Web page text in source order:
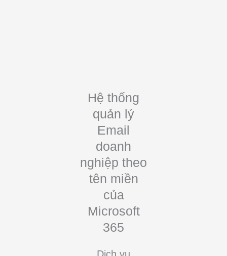
Hệ thống
quản lý
Email
doanh
nghiệp theo
tên miền
của
Microsoft
365